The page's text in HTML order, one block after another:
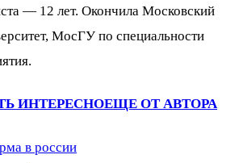
— 12 лет. Окончила Московский
МосГУ по специальности
ИНТЕРЕСНОЕЩЕ ОТ АВТОРА